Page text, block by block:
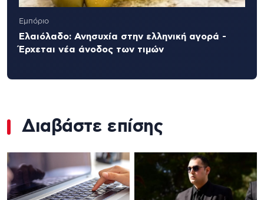
Εμπόριο
Ελαιόλαδο: Ανησυχία στην ελληνική αγορά -
Έρχεται νέα άνοδος των τιμών
Διαβάστε επίσης